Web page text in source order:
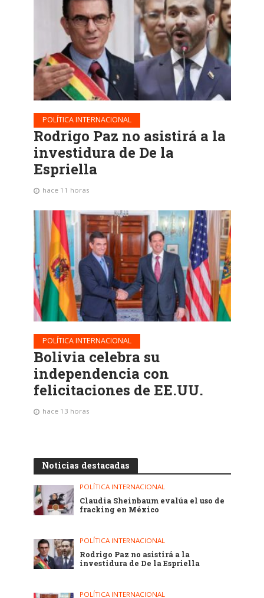
POLÍTICA INTERNACIONAL
Rodrigo Paz no asistirá a la
investidura de De la
Espriella
hace 11 horas
POLÍTICA INTERNACIONAL
Bolivia celebra su
independencia con
felicitaciones de EE.UU.
hace 13 horas
Noticias destacadas
POLÍTICA INTERNACIONAL
Claudia Sheinbaum evalúa el uso de
fracking en México
POLÍTICA INTERNACIONAL
Rodrigo Paz no asistirá a la
investidura de De la Espriella
POLÍTICA INTERNACIONAL